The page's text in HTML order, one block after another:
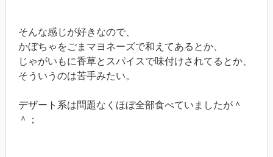
そんな感じが好きなので、
かぼちゃをごまマヨネーズで和えてあるとか、
じゃがいもに香草とスパイスで味付けされてるとか、
そういうのは苦手みたい。
デザート系は問題なくほぼ全部食べていましたが＾
＾；